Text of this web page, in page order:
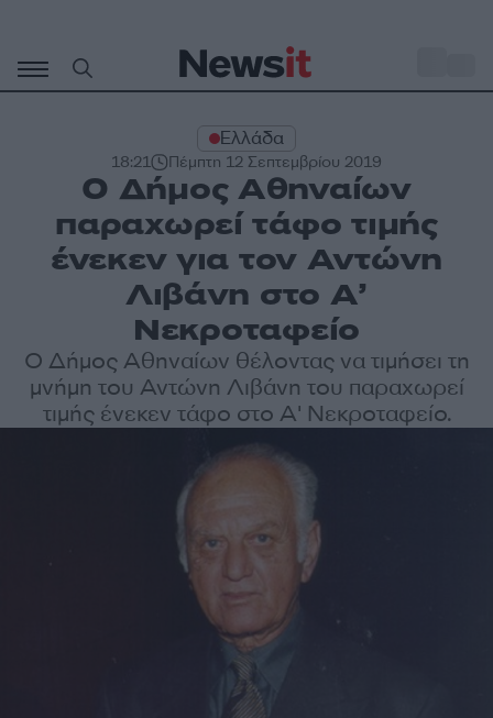
περιεχόμενο
Ελλάδα
18:21 Πέμπτη 12 Σεπτεμβρίου 2019
Ο Δήμος Αθηναίων
παραχωρεί τάφο τιμής
ένεκεν για τον Αντώνη
Λιβάνη στο Α’
Νεκροταφείο
Ο Δήμος Αθηναίων θέλοντας να τιμήσει τη
μνήμη του Αντώνη Λιβάνη του παραχωρεί
τιμής ένεκεν τάφο στο Α' Νεκροταφείο.